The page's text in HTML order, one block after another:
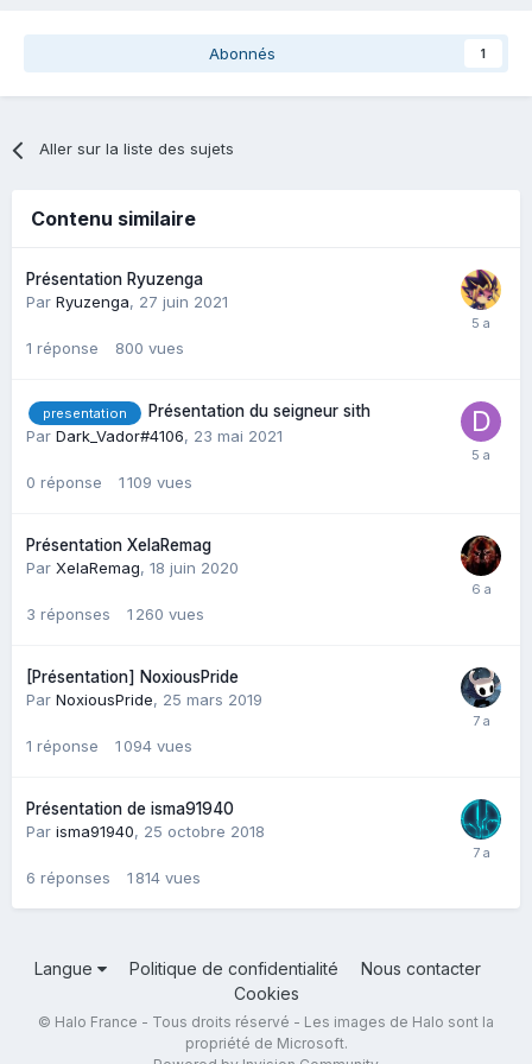
Abonnés 1
Aller sur la liste des sujets
Contenu similaire
Présentation Ryuzenga
Par Ryuzenga, 27 juin 2021
1 réponse 800 vues
presentation
Présentation du seigneur sith
Par Dark_Vador#4106, 23 mai 2021
0 réponse 1 109 vues
Présentation XelaRemag
Par XelaRemag, 18 juin 2020
3 réponses 1 260 vues
[Présentation] NoxiousPride
Par NoxiousPride, 25 mars 2019
1 réponse 1 094 vues
Présentation de isma91940
Par isma91940, 25 octobre 2018
6 réponses 1 814 vues
Langue Politique de confidentialité
Nous contacter
Cookies
© Halo France - Tous droits réservé - Les images de Halo sont la
propriété de Microsoft.